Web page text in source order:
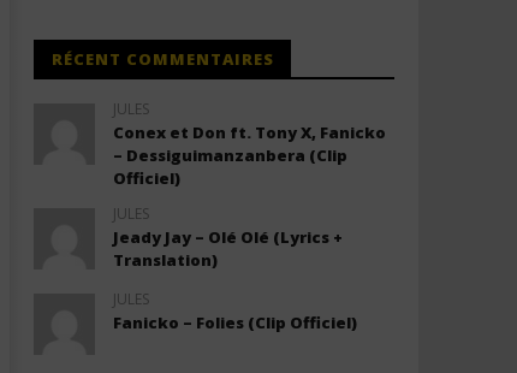
RÉCENT COMMENTAIRES
JULES
Conex et Don ft. Tony X, Fanicko
– Dessiguimanzanbera (Clip
Officiel)
JULES
Jeady Jay – Olé Olé (Lyrics +
Translation)
JULES
Fanicko – Folies (Clip Officiel)